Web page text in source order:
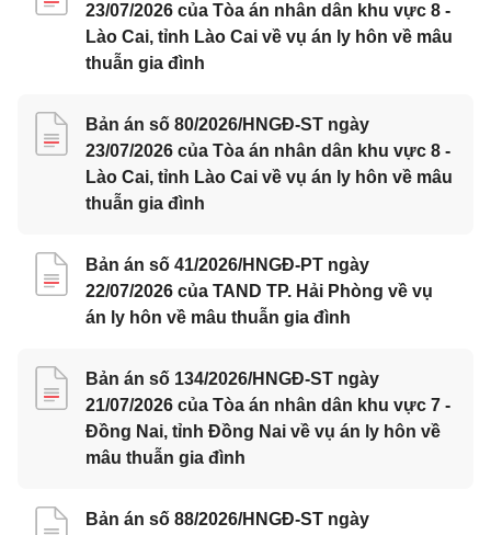
23/07/2026 của Tòa án nhân dân khu vực 8 -
Lào Cai, tỉnh Lào Cai về vụ án ly hôn về mâu
thuẫn gia đình
Bản án số 80/2026/HNGĐ-ST ngày
23/07/2026 của Tòa án nhân dân khu vực 8 -
Lào Cai, tỉnh Lào Cai về vụ án ly hôn về mâu
thuẫn gia đình
Bản án số 41/2026/HNGĐ-PT ngày
22/07/2026 của TAND TP. Hải Phòng về vụ
án ly hôn về mâu thuẫn gia đình
Bản án số 134/2026/HNGĐ-ST ngày
21/07/2026 của Tòa án nhân dân khu vực 7 -
Đồng Nai, tỉnh Đồng Nai về vụ án ly hôn về
mâu thuẫn gia đình
Bản án số 88/2026/HNGĐ-ST ngày